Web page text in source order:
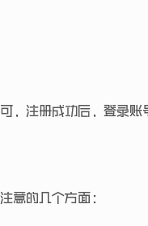
，注册成功后，登录账
意的几个方面：